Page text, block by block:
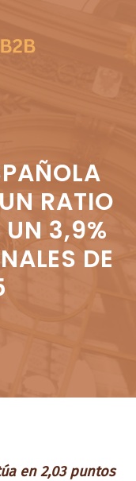
RATIO
UN 3,9%
DE
en 2,03 puntos